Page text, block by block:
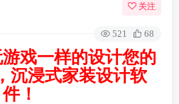
关注
521 68
游戏一样的设计您的
沉浸式家装设计软
件！